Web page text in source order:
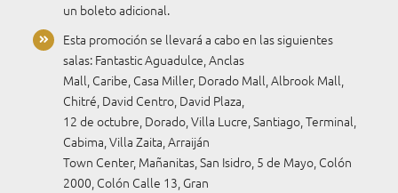
un boleto adicional.
Esta promoción se llevará a cabo en las siguientes
salas: Fantastic Aguadulce, Anclas
Mall, Caribe, Casa Miller, Dorado Mall, Albrook Mall,
Chitré, David Centro, David Plaza,
12 de octubre, Dorado, Villa Lucre, Santiago, Terminal,
Cabima, Villa Zaita, Arraiján
Town Center, Mañanitas, San Isidro, 5 de Mayo, Colón
2000, Colón Calle 13, Gran